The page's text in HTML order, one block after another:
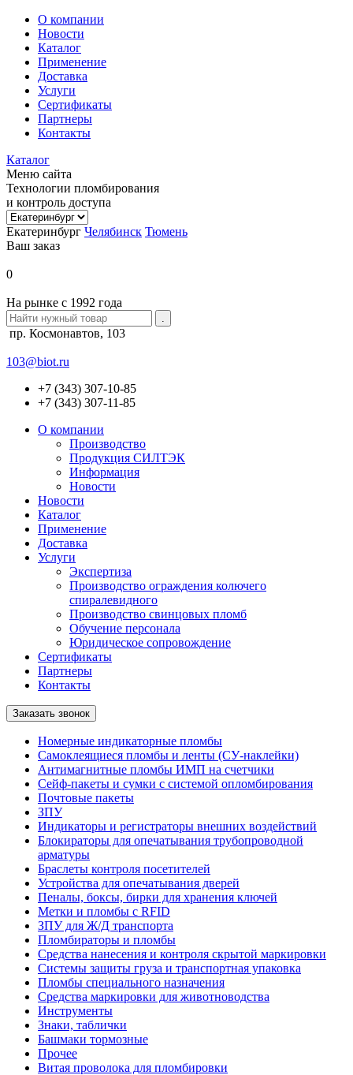
О компании
Новости
Каталог
Применение
Доставка
Услуги
Сертификаты
Партнеры
Контакты
Каталог
Меню сайта
Технологии пломбирования
и контроль доступа
Екатеринбург Челябинск Тюмень
Ваш заказ
0
На рынке с 1992 года
пр. Космонавтов, 103
103@biot.ru
+7 (343) 307-10-85
+7 (343) 307-11-85
О компании
Производство
Продукция СИЛТЭК
Информация
Новости
Новости
Каталог
Применение
Доставка
Услуги
Экспертиза
Производство ограждения колючего
спиралевидного
Производство свинцовых пломб
Обучение персонала
Юридическое сопровождение
Сертификаты
Партнеры
Контакты
Номерные индикаторные пломбы
Самоклеящиеся пломбы и ленты (СУ-наклейки)
Антимагнитные пломбы ИМП на счетчики
Сейф-пакеты и сумки с системой опломбирования
Почтовые пакеты
ЗПУ
Индикаторы и регистраторы внешних воздействий
Блокираторы для опечатывания трубопроводной
арматуры
Браслеты контроля посетителей
Устройства для опечатывания дверей
Пеналы, боксы, бирки для хранения ключей
Метки и пломбы с RFID
ЗПУ для Ж/Д транспорта
Пломбираторы и пломбы
Средства нанесения и контроля скрытой маркировки
Системы защиты груза и транспортная упаковка
Пломбы специального назначения
Средства маркировки для животноводства
Инструменты
Знаки, таблички
Башмаки тормозные
Прочее
Витая проволока для пломбировки